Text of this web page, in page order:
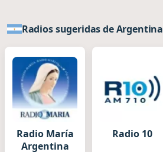
Radios sugeridas de Argentina
Radio María
Argentina
Radio 10